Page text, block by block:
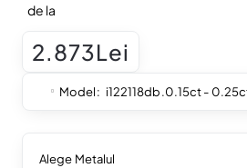
de la
2.873Lei
Model: i122118db.0.15ct -
Alege Metalul